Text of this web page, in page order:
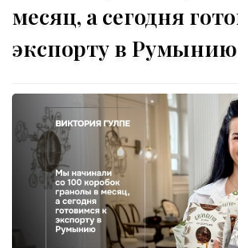
месяц, а сегодня
экспорту в Румынию